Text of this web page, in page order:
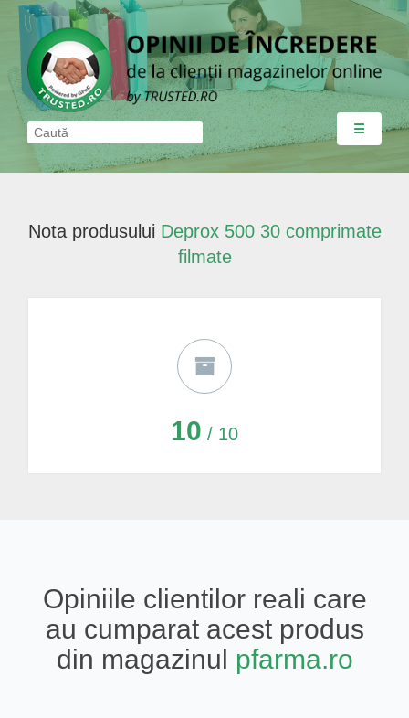
☰
Nota produsului Deprox 500 30 comprimate
filmate
10 / 10
Opiniile clientilor reali care
au cumparat acest produs
din magazinul pfarma.ro